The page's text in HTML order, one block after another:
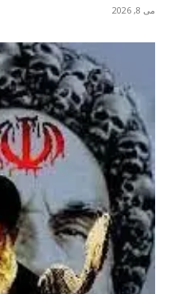
می 8, 2026